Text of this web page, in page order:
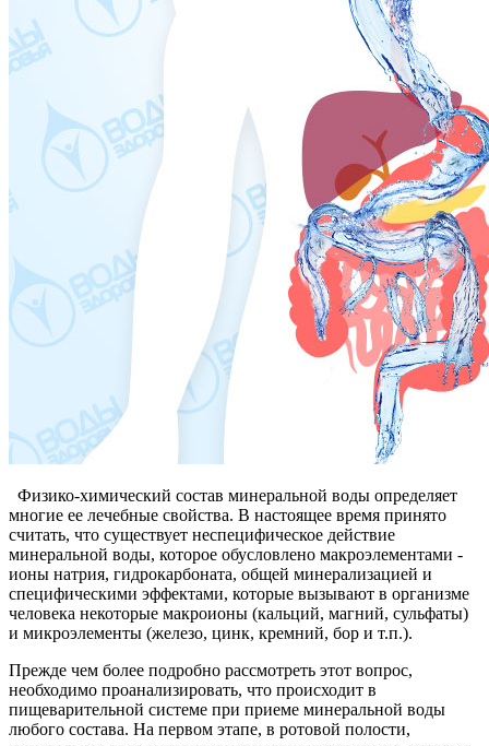
Физико-химический состав минеральной воды определяет
многие ее лечебные свойства. В настоящее время принято
считать, что существует неспецифическое действие
минеральной воды, которое обусловлено макроэлементами -
ионы натрия, гидрокарбоната, общей минерализацией и
специфическими эффектами, которые вызывают в организме
человека некоторые макроионы (кальций, магний, сульфаты)
и микроэлементы (железо, цинк, кремний, бор и т.п.).
Прежде чем более подробно рассмотреть этот вопрос,
необходимо проанализировать, что происходит в
пищеварительной системе при приеме минеральной воды
любого состава. На первом этапе, в ротовой полости,